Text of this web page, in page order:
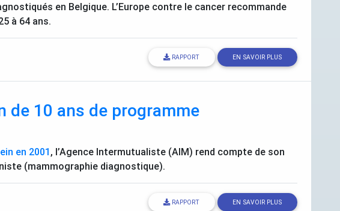
en Belgique. L’Europe contre le cancer recommande
à 64 ans.
RAPPORT EN SAVOIR PLUS
de 10 ans de programme
en 2001 , l’Agence Intermutualiste (AIM) rend compte de son
(mammographie diagnostique).
RAPPORT EN SAVOIR PLUS